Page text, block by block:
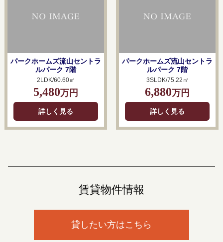
パークホームズ流山セントラ
ルパーク 7階
2LDK/60.60㎡
5,480万円
詳しく見る
パークホームズ流山セントラ
ルパーク 7階
3SLDK/75.22㎡
6,880万円
詳しく見る
賃貸物件情報
貸したい方はこちら